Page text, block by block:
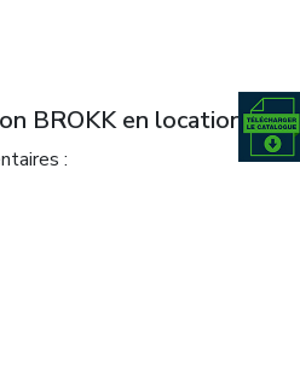
BROKK en location
: